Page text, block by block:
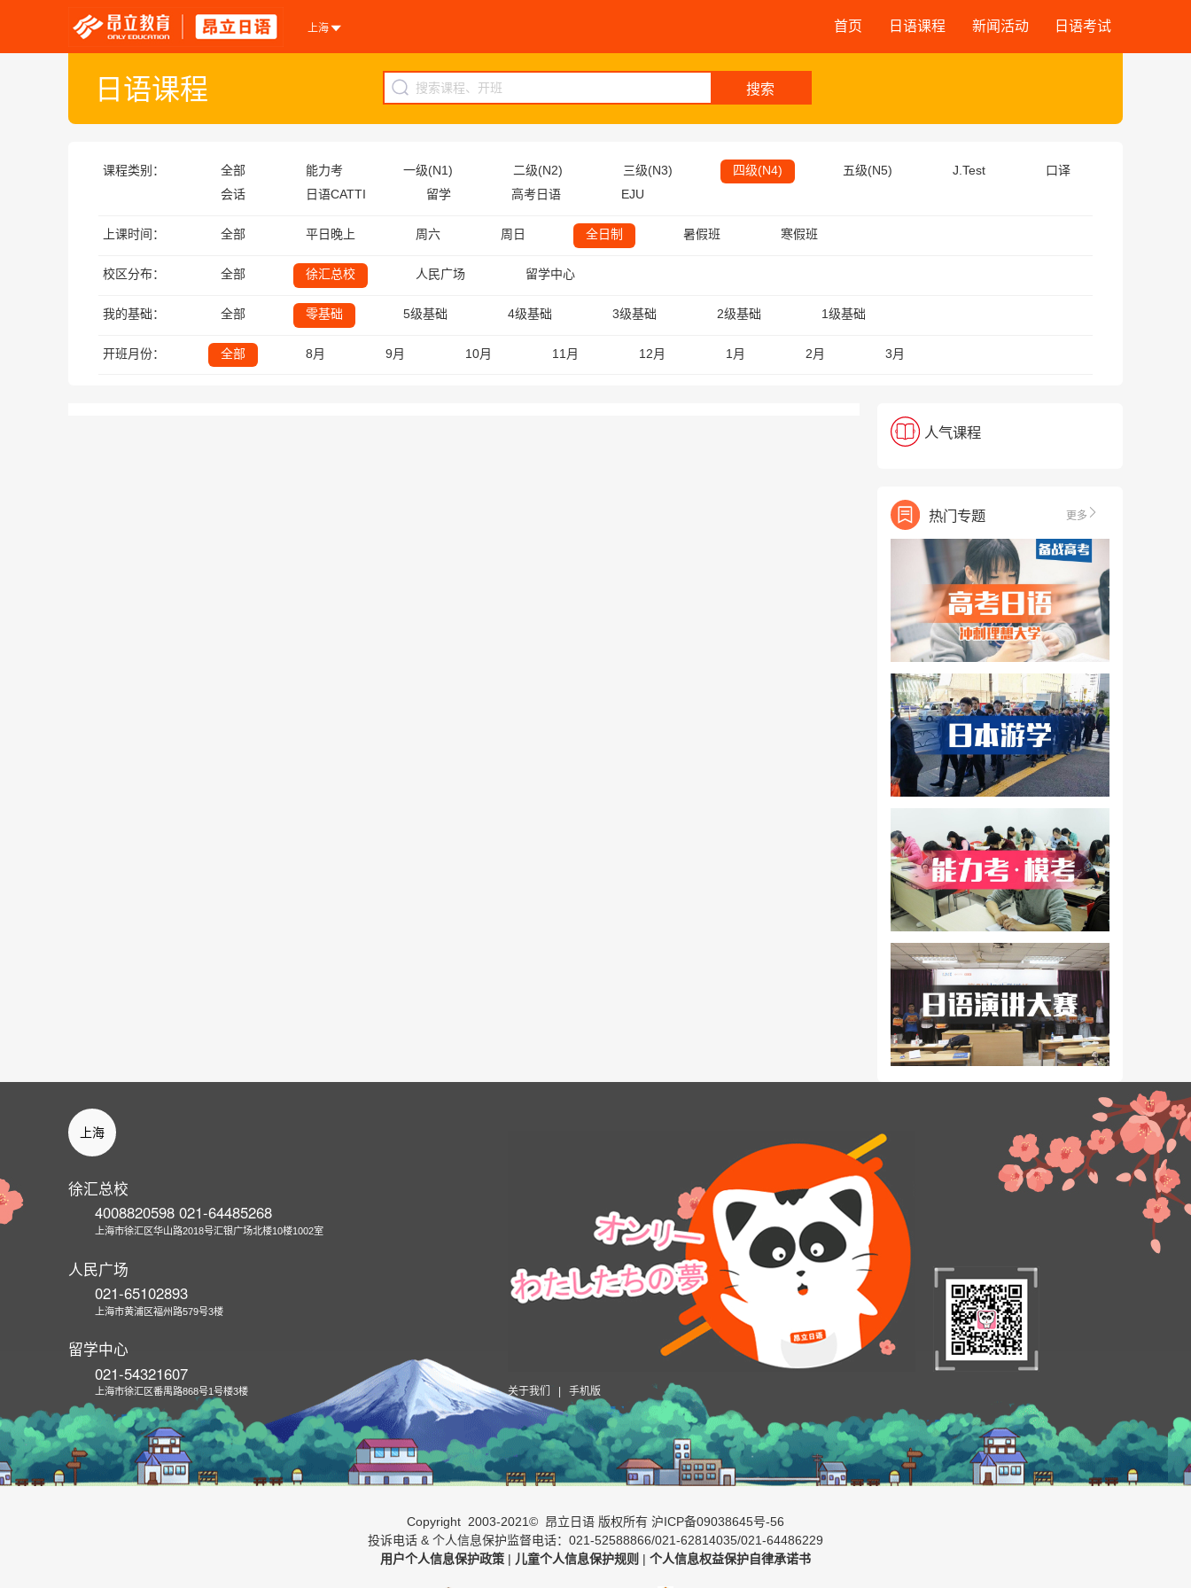
上海 首页 日语课程 新闻活动 日语考试
日语课程 搜索
课程类别： 全部 能力考 一级(N1) 二级(N2) 三级(N3) 四级(N4) 五级(N5) J.Test
口译
会话
日语CATTI 留学 高考日语 EJU
上课时间： 全部 平日晚上 周六 周日 全日制 暑假班 寒假班
校区分布： 全部 徐汇总校 人民广场 留学中心
我的基础： 全部 零基础 5级基础 4级基础 3级基础 2级基础 1级基础
开班月份： 全部 8月 9月 10月 11月 12月 1月 2月 3月
人气课程
热门专题 更多
上海
徐汇总校
4008820598 021-64485268
上海市徐汇区华山路2018号汇银广场北楼10楼1002室
人民广场
021-65102893
上海市黄浦区福州路579号3楼
留学中心
021-54321607
上海市徐汇区番禺路868号1号楼3楼 关于我们 手机版
Copyright 2003-2021© 昂立日语 版权所有 沪ICP备09038645号-56
投诉电话 & 个人信息保护监督电话：021-52588866/021-62814035/021-64486229
用户个人信息保护政策 | 儿童个人信息保护规则 | 个人信息权益保护自律承诺书